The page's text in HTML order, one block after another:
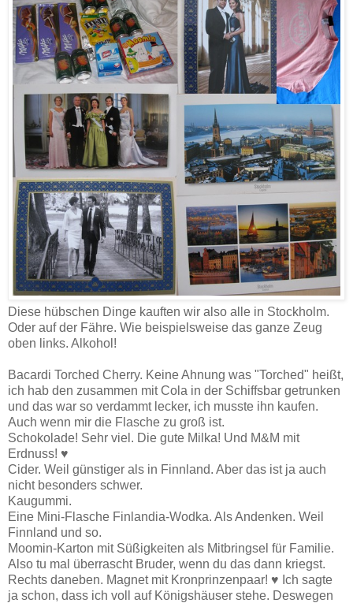
Diese hübschen Dinge kauften wir also alle in Stockholm.
Oder auf der Fähre. Wie beispielsweise das ganze Zeug
oben links. Alkohol!
Bacardi Torched Cherry. Keine Ahnung was "Torched" heißt,
ich hab den zusammen mit Cola in der Schiffsbar getrunken
und das war so verdammt lecker, ich musste ihn kaufen.
Auch wenn mir die Flasche zu groß ist.
Schokolade! Sehr viel. Die gute Milka! Und M&M mit
Erdnuss! ♥
Cider. Weil günstiger als in Finnland. Aber das ist ja auch
nicht besonders schwer.
Kaugummi.
Eine Mini-Flasche Finlandia-Wodka. Als Andenken. Weil
Finnland und so.
Moomin-Karton mit Süßigkeiten als Mitbringsel für Familie.
Also tu mal überrascht Bruder, wenn du das dann kriegst.
Rechts daneben. Magnet mit Kronprinzenpaar! ♥ Ich sagte
ja schon, dass ich voll auf Königshäuser stehe. Deswegen